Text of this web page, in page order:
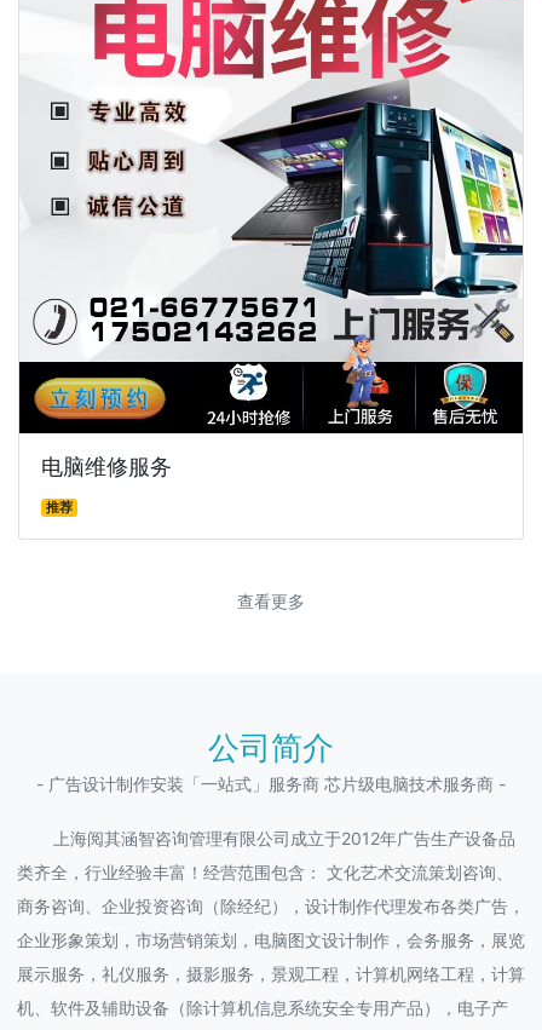
电脑维修服务
推荐
查看更多
公司简介
- 广告设计制作安装「一站式」服务商 芯片级电脑技术服务商 -
上海阅其涵智咨询管理有限公司成立于2012年广告生产设备品
类齐全，行业经验丰富！经营范围包含： 文化艺术交流策划咨询、
商务咨询、企业投资咨询（除经纪），设计制作代理发布各类广告，
企业形象策划，市场营销策划，电脑图文设计制作，会务服务，展览
展示服务，礼仪服务，摄影服务，景观工程，计算机网络工程，计算
机、软件及辅助设备（除计算机信息系统安全专用产品），电子产